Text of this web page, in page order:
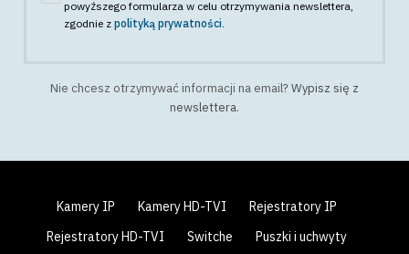
powyższego formularza w celu otrzymywania newslettera,
zgodnie z polityką prywatności.
Nie chcesz otrzymywać informacji na email?Wypisz się z
newslettera.
Kamery IP Kamery HD-TVI
Rejestratory IP
Rejestratory HD-TVI
Switche
Puszki i uchwyty